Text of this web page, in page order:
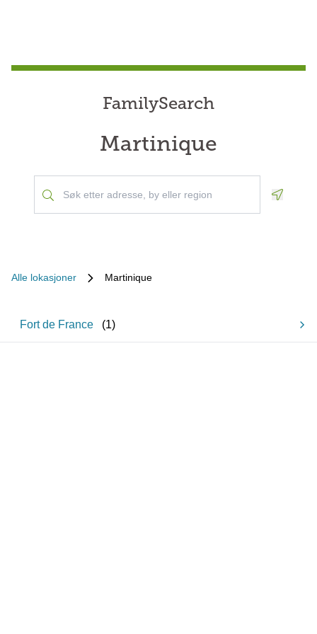
FamilySearch
Martinique
Alle lokasjoner Martinique
Fort de France (1)